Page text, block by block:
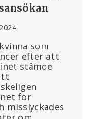
som
efter att
stämde
för
misslyckades